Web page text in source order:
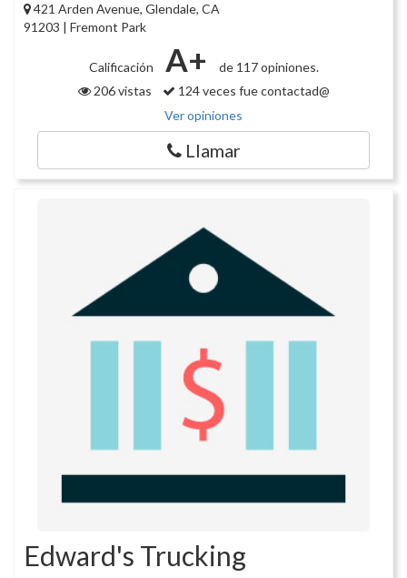
421 Arden Avenue, Glendale, CA
91203 | Fremont Park
Calificación A+
de 117 opiniones.
206 vistas
124 veces fue contactad@
Ver opiniones
Llamar
Edward's Trucking